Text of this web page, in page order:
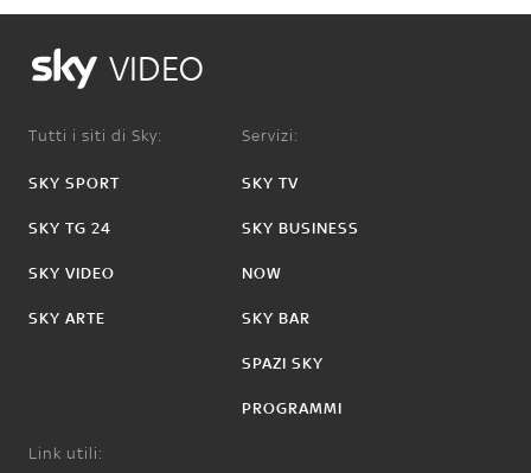
VIDEO
Tutti i siti di Sky:
SKY SPORT
SKY TG 24
SKY VIDEO
SKY ARTE
Servizi:
SKY TV
SKY BUSINESS
NOW
SKY BAR
SPAZI SKY
PROGRAMMI
Link utili: